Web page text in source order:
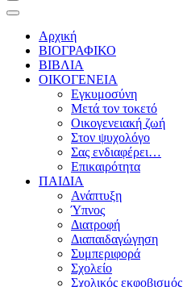
Αρχική
ΒΙΟΓΡΑΦΙΚΟ
ΒΙΒΛΙΑ
ΟΙΚΟΓΕΝΕΙΑ
Εγκυμοσύνη
Μετά τον τοκετό
Οικογενειακή ζωή
Στον ψυχολόγο
Σας ενδιαφέρει…
Επικαιρότητα
ΠΑΙΔΙΑ
Ανάπτυξη
Ύπνος
Διατροφή
Διαπαιδαγώγηση
Συμπεριφορά
Σχολείο
Σχολικός εκφοβισμός